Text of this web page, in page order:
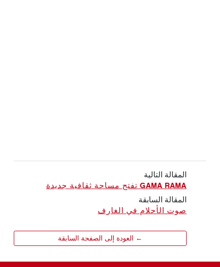
المقالة التالية
GAMA RAMA تفتح مساحة ثقافية جديدة
المقالة السابقة
صوت الأحلام في الغارف
← العودة إلى الصفحة السابقة